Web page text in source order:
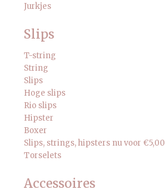
Jurkjes
Slips
T-string
String
Slips
Hoge slips
Rio slips
Hipster
Boxer
Slips, strings, hipsters nu voor €5,00
Torselets
Accessoires